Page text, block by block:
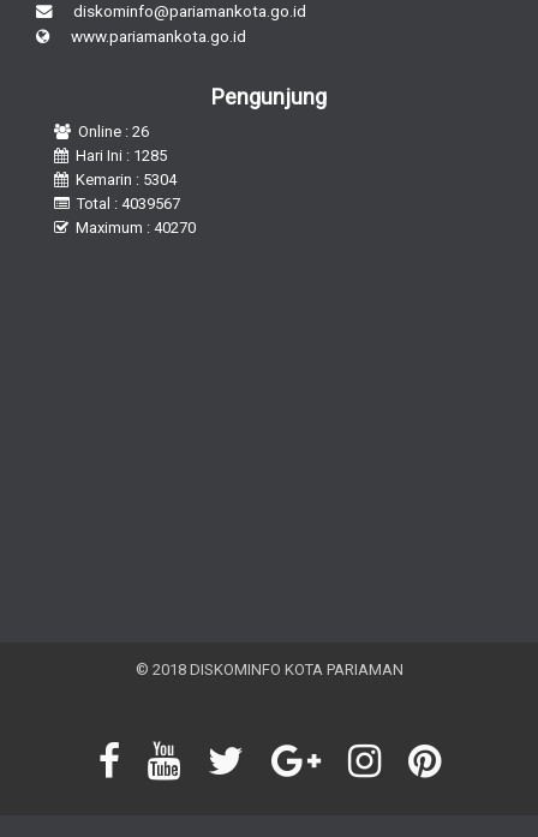
diskominfo@pariamankota.go.id
www.pariamankota.go.id
Pengunjung
Online : 26
Hari Ini : 1285
Kemarin : 5304
Total : 4039567
Maximum : 40270
© 2018 DISKOMINFO KOTA PARIAMAN